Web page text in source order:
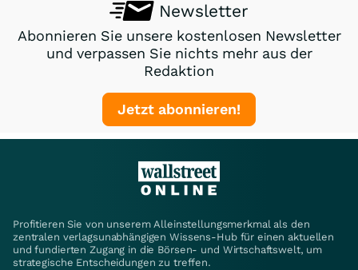
Newsletter
Abonnieren Sie unsere kostenlosen Newsletter
und verpassen Sie nichts mehr aus der
Redaktion
Jetzt abonnieren!
Profitieren Sie von unserem Alleinstellungsmerkmal als den
zentralen verlagsunabhängigen Wissens-Hub für einen aktuellen
und fundierten Zugang in die Börsen- und Wirtschaftswelt, um
strategische Entscheidungen zu treffen.